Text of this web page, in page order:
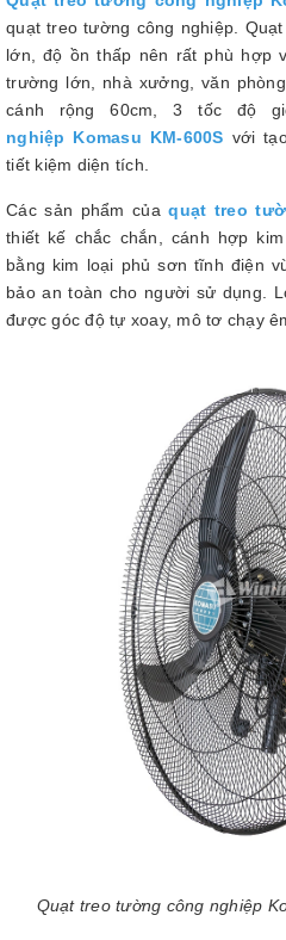
quạt treo tường công nghiệp.
lớn, độ ồn thấp nên rất phù hợp
trường lớn, nhà xưởng, văn
cánh rộng 60cm, 3 tốc độ
nghiệp Komasu KM-600S với
tiết kiệm diện tích.
Các sản phẩm củaquạt treo
thiết kế chắc chắn, cánh hợp
bằng kim loại phủ sơn tĩnh điện
bảo an toàn cho người sử dụng.
được góc độ tự xoay, mô tơ chạy
Quạt treo tường công nghiệp